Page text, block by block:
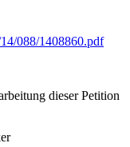
088/1408860.pdf
dieser Petition